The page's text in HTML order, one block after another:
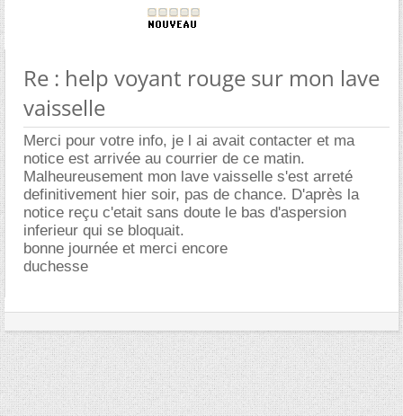
Re : help voyant rouge sur mon lave
vaisselle
Merci pour votre info, je l ai avait contacter et ma
notice est arrivée au courrier de ce matin.
Malheureusement mon lave vaisselle s'est arreté
definitivement hier soir, pas de chance. D'après la
notice reçu c'etait sans doute le bas d'aspersion
inferieur qui se bloquait.
bonne journée et merci encore
duchesse